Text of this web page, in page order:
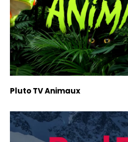
Pluto TV Animaux